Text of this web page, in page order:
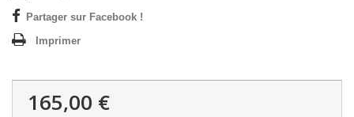
Partager sur Facebook !
Imprimer
165,00 €